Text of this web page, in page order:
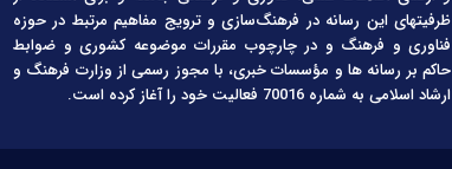
ظرفیتهای این رسانه در فرهنگ‌سازی و ترویج مفاهیم مرتبط در حوزه
فناوری و فرهنگ و در چارچوب مقررات موضوعه کشوری و ضوابط
حاکم بر رسانه ها و مؤسسات خبری، با مجوز رسمی از وزارت فرهنگ و
ارشاد اسلامی به شماره 70016 فعالیت خود را آغاز کرده است.